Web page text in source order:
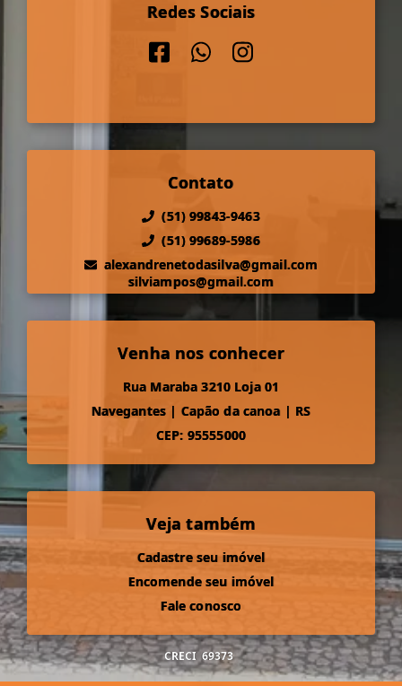
Redes Sociais
Contato
(51) 99843-9463
(51) 99689-5986
alexandrenetodasilva@gmail.com
silviampos@gmail.com
Venha nos conhecer
Rua Maraba 3210 Loja 01
Navegantes | Capão da canoa | RS
CEP: 95555000
Veja também
Cadastre seu imóvel
Encomende seu imóvel
Fale conosco
CRECI 69373